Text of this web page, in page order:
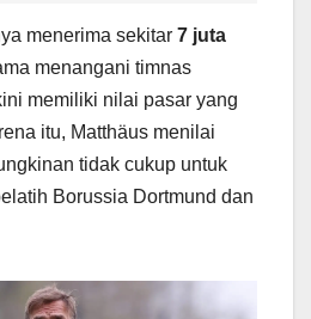
menerima sekitar 7 juta
menangani timnas
memiliki nilai pasar yang
itu, Matthäus menilai
tidak cukup untuk
Borussia Dortmund dan